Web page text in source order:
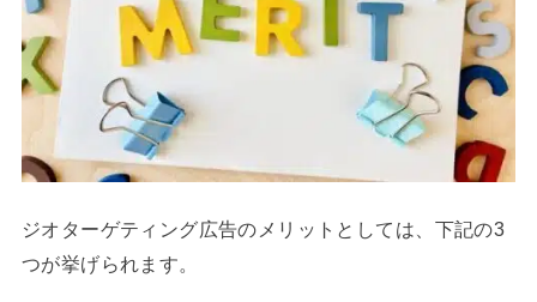
ジオターゲティング広告のメリットとしては、下記の3
つが挙げられます。